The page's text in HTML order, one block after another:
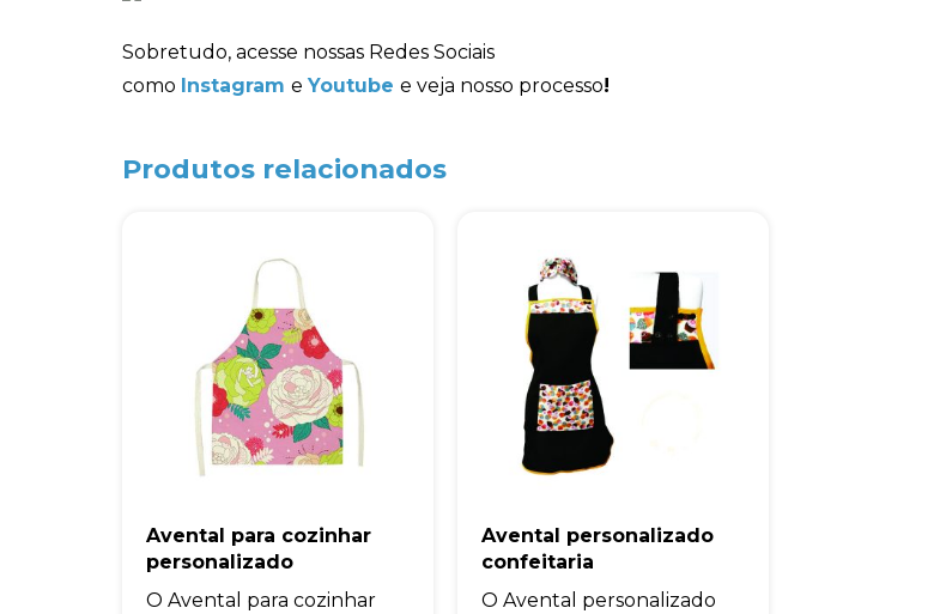
Sobretudo, acesse nossas Redes Sociais
como Instagram e Youtube e veja nosso processo!
Produtos relacionados
Avental para cozinhar
personalizado
O Avental para cozinhar
Avental personalizado
confeitaria
O Avental personalizado
A nossa empresa está comprometida a proteger e
privacidade, utilizaremos seus dados apenas para fins
marketing. Você pode alterar suas preferências a
momento.